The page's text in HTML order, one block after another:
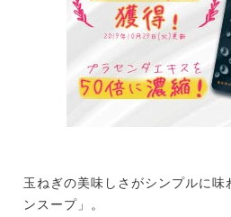
玉ねぎの美味しさがシンプルに味
ンスープ」。